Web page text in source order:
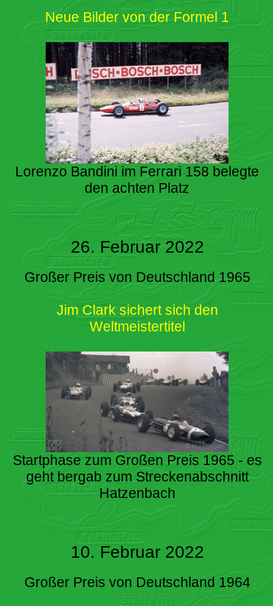
Neue Bilder von der Formel 1
Lorenzo Bandini im Ferrari 158 belegte
den achten Platz
26. Februar 2022
Großer Preis von Deutschland 1965
Jim Clark sichert sich den
Weltmeistertitel
Startphase zum Großen Preis 1965 - es
geht bergab zum Streckenabschnitt
Hatzenbach
10. Februar 2022
Großer Preis von Deutschland 1964